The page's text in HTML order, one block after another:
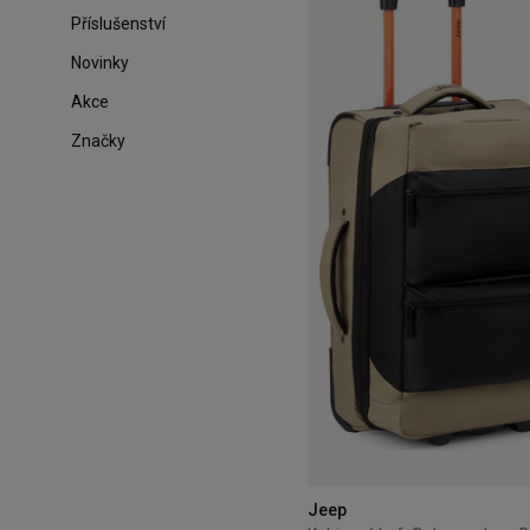
Příslušenství
Novinky
Akce
Značky
Jeep